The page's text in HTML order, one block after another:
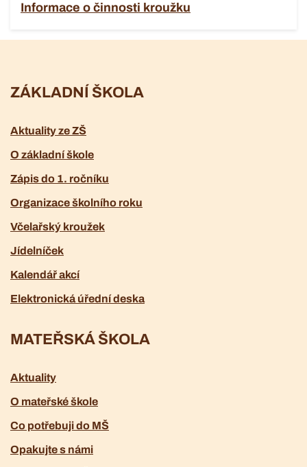
Informace o činnosti kroužku
ZÁKLADNÍ ŠKOLA
Aktuality ze ZŠ
O základní škole
Zápis do 1. ročníku
Organizace školního roku
Včelařský kroužek
Jídelníček
Kalendář akcí
Elektronická úřední deska
MATEŘSKÁ ŠKOLA
Aktuality
O mateřské škole
Co potřebuji do MŠ
Opakujte s námi